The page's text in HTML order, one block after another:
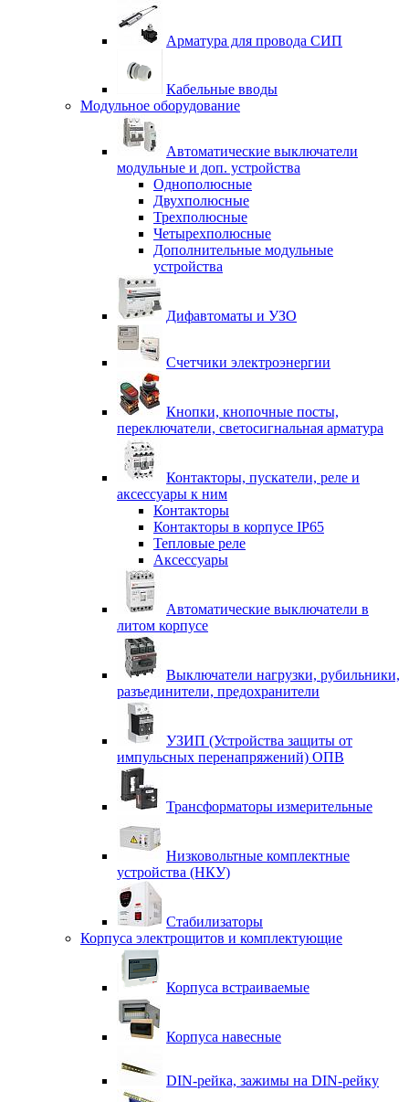
Арматура для провода СИП
Кабельные вводы
Модульное оборудование
Автоматические выключатели
модульные и доп. устройства
Однополюсные
Двухполюсные
Трехполюсные
Четырехполюсные
Дополнительные модульные
устройства
Дифавтоматы и УЗО
Счетчики электроэнергии
Кнопки, кнопочные посты,
переключатели, светосигнальная арматура
Контакторы, пускатели, реле и
аксессуары к ним
Контакторы
Контакторы в корпусе IP65
Тепловые реле
Аксессуары
Автоматические выключатели в
литом корпусе
Выключатели нагрузки, рубильники,
разъединители, предохранители
УЗИП (Устройства защиты от
импульсных перенапряжений) ОПВ
Трансформаторы измерительные
Низковольтные комплектные
устройства (НКУ)
Стабилизаторы
Корпуса электрощитов и комплектующие
Корпуса встраиваемые
Корпуса навесные
DIN-рейка, зажимы на DIN-рейку